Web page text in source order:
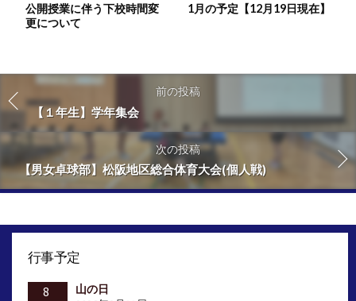
公開授業に伴う下校時間変
更について
1月の予定【12月19日現在】
前の投稿
【１年生】学年集会
次の投稿
【男女卓球部】松阪地区総合体育大会(個人戦)
行事予定
8
山の日